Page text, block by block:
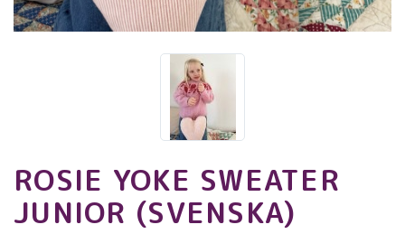
ROSIE YOKE SWEATER
JUNIOR (SVENSKA)